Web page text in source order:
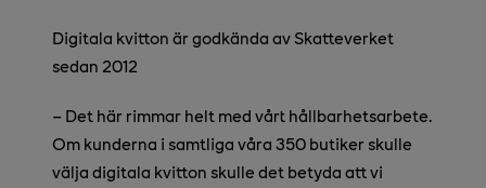
Digitala kvitton är godkända av Skatteverket
sedan 2012
– Det här rimmar helt med vårt hållbarhetsarbete.
Om kunderna i samtliga våra 350 butiker skulle
välja digitala kvitton skulle det betyda att vi